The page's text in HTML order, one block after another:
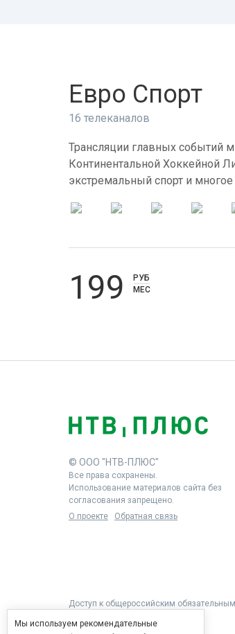
Евро Спорт
16 телеканалов
Трансляции главных событий
Континентальной Хоккейной
экстремальный спорт и многое
199
РУБ
МЕС
© ООО "НТВ-ПЛЮС"
Все права сохранены.
Использование материалов сайта без
согласования запрещено.
О проекте
Обратная связь
Доступ к общероссийским
Мы используем рекомендательные